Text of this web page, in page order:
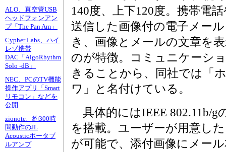
ALO、真空管USB
ヘッドフォンアン
プ「The Pan Am」
Cypher Labs、ハイ
レゾ携帯
DAC「AlgoRhythm
Solo -dB」
NEC、PCのTV機能
操作アプリ「Smart
リモコン」などを
公開
zionote、約300時
間動作のJL
Acousticポータブ
ルアンプ
140度、上下120度。携帯電
送信した画像付の電子メー
き、画像とメールの文章を
のが特徴。コミュニケーシ
きることから、同社では「
ワ」と名付けている。
具体的にはIEEE 802.11b/g
を搭載。ユーザーが用意し
が可能で、添付画像にメー